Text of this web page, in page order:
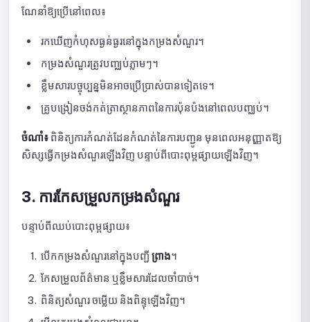
សេចក្តីណែនាំអំពីការជ្រើសរើសសំណួរពីបណ្ណាល័យសម្រាប់ Quick Quiz
សេចក្ដីណែនាំអំពីការជ្រើសរើសសំណួរដោយចៃដន្យពីបណ្ណាល័យសម្រាប់
Quick Quiz
សេចក្តីណែនាំអំពីការមើលបញ្ជីនៃការបញ្ជូន Quick Quiz
របៀបគ្រប់គ្រងថ្នាក់រៀន និងក្រុមសិស្សក្នុង NineQuiz
បង្កើត កែសម្រួល និងលុបថ្នាក់រៀន
ណែនាំឱ្យប្រើនៅពេល៖
រកឃើញកំហុសធ្ងន់ធ្ងរនៅក្នុងកម្រងសំណួរ។
កម្រងសំណួរត្រូវបញ្ឈប់ភ្លាមៗ។
ខ្លឹមសារបច្ចុប្បន្នមិនអាចប្រើប្រាស់បានទៀតទេ។
គ្រូបង្រៀនចង់កត់ត្រាស្ថានភាពនៃការប៉ុនប៉ងនៅពេលបញ្ឈប់។
ចំណាំ៖ ពិនិត្យការកំណត់ដែនកំណត់នៃការបញ្ជូន មុនពេលអនុញ្ញាតឱ្យ
សិស្សធ្វើកម្រងសំណួរឡើងវិញ បន្ទាប់ពីបោះពុម្ពផ្សាយឡើងវិញ។
3. ការកែសម្រួលកម្រងសំណួរ
បន្ទាប់ពីឈប់បោះពុម្ពផ្សាយ៖
បើកកម្រងសំណួរនៅក្នុងបញ្ជី ព្រាង។
កែសម្រួលព័ត៌មាន ឬខ្លឹមសារដែលចាំបាច់។
ពិនិត្យសំណួរ ចម្លើយ និងពិន្ទុឡើងវិញ។